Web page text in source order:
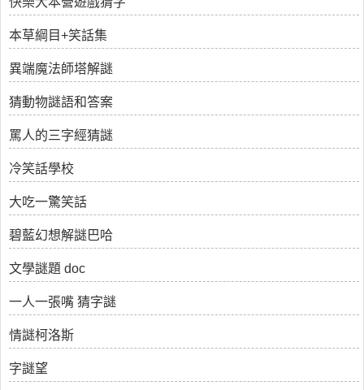
本草綱目+笑話集
異端魔法師塔解謎
猜動物謎語和答案
罵人的三字經猜謎
冷笑話學校
大吃一驚笑話
碧藍幻想解謎巴哈
文學謎題 doc
一人一張嘴 猜字謎
情謎柯洛斯
字謎望